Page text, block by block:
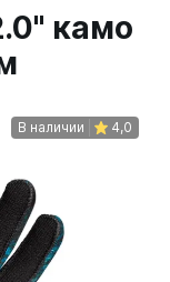
камо
В наличии 4,0